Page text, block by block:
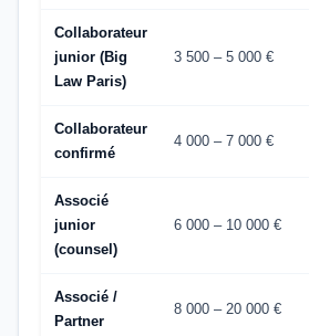
Collaborateur
junior (Big
Law Paris)
3 500 – 5 000 €
Collaborateur
confirmé
4 000 – 7 000 €
Associé
junior
(counsel)
6 000 – 10 000 €
Associé /
Partner
8 000 – 20 000 €